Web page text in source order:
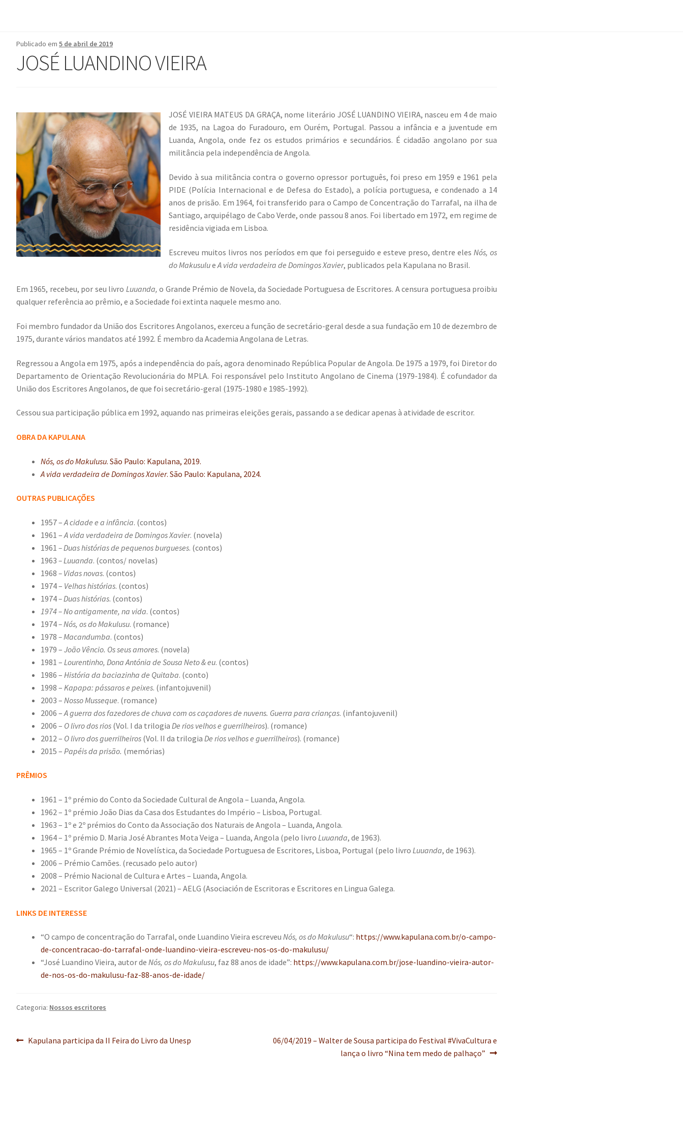
Publicado em 5 de abril de 2019
JOSÉ LUANDINO VIEIRA
JOSÉ VIEIRA MATEUS DA GRAÇA, nome literário JOSÉ LUANDINO VIEIRA, nasceu em 4 de maio
de 1935, na Lagoa do Furadouro, em Ourém, Portugal. Passou a infância e a juventude em
Luanda, Angola, onde fez os estudos primários e secundários. É cidadão angolano por sua
militância pela independência de Angola.
Devido à sua militância contra o governo opressor português, foi preso em 1959 e 1961 pela
PIDE (Polícia Internacional e de Defesa do Estado), a polícia portuguesa, e condenado a 14
anos de prisão. Em 1964, foi transferido para o Campo de Concentração do Tarrafal, na ilha de
Santiago, arquipélago de Cabo Verde, onde passou 8 anos. Foi libertado em 1972, em regime de
residência vigiada em Lisboa.
Escreveu muitos livros nos períodos em que foi perseguido e esteve preso, dentre eles Nós, os
do Makusulue A vida verdadeira de Domingos Xavier, publicados pela Kapulana no Brasil.
Em 1965, recebeu, por seu livro Luuanda, o Grande Prémio de Novela, da Sociedade Portuguesa de Escritores. A censura portuguesa proibiu
qualquer referência ao prêmio, e a Sociedade foi extinta naquele mesmo ano.
Foi membro fundador da União dos Escritores Angolanos, exerceu a função de secretário-geral desde a sua fundação em 10 de dezembro de
1975, durante vários mandatos até 1992. É membro da Academia Angolana de Letras.
Regressou a Angola em 1975, após a independência do país, agora denominado República Popular de Angola. De 1975 a 1979, foi Diretor do
Departamento de Orientação Revolucionária do MPLA. Foi responsável pelo Instituto Angolano de Cinema (1979-1984). É cofundador da
União dos Escritores Angolanos, de que foi secretário-geral (1975-1980 e 1985-1992).
Cessou sua participação pública em 1992, aquando nas primeiras eleições gerais, passando a se dedicar apenas à atividade de escritor.
OBRA DA KAPULANA
Nós, os do Makulusu. São Paulo: Kapulana, 2019.
A vida verdadeira de Domingos Xavier. São Paulo: Kapulana, 2024.
OUTRAS PUBLICAÇÕES
1957 – A cidade e a infância. (contos)
1961 – A vida verdadeira de Domingos Xavier. (novela)
1961 – Duas histórias de pequenos burgueses. (contos)
1963 – Luuanda. (contos/ novelas)
1968 – Vidas novas. (contos)
1974 – Velhas histórias. (contos)
1974– Duas histórias. (contos)
1974 – No antigamente, na vida. (contos)
1974– Nós, os do Makulusu. (romance)
1978 – Macandumba. (contos)
1979 – João Vêncio. Os seus amores. (novela)
1981 – Lourentinho, Dona Antónia de Sousa Neto & eu. (contos)
1986 – História da baciazinha de Quitaba. (conto)
1998 – Kapapa: pássaros e peixes. (infantojuvenil)
2003 – Nosso Musseque. (romance)
2006 – A guerra dos fazedores de chuva com os caçadores de nuvens. Guerra para crianças. (infantojuvenil)
2006 – O livro dos rios (Vol. I da trilogia De rios velhos e guerrilheiros). (romance)
2012 – O livro dos guerrilheiros (Vol. II da trilogia De rios velhos e guerrilheiros). (romance)
2015 – Papéis da prisão. (memórias)
PRÊMIOS
1961 – 1º prémio do Conto da Sociedade Cultural de Angola – Luanda, Angola.
1962 – 1º prémio João Dias da Casa dos Estudantes do Império – Lisboa, Portugal.
1963 – 1º e 2º prémios do Conto da Associação dos Naturais de Angola – Luanda, Angola.
1964 – 1º prémio D. Maria José Abrantes Mota Veiga – Luanda, Angola (pelo livro Luuanda, de 1963).
1965 – 1º Grande Prémio de Novelística, da Sociedade Portuguesa de Escritores, Lisboa, Portugal (pelo livro Luuanda, de 1963).
2006 – Prémio Camões. (recusado pelo autor)
2008 – Prémio Nacional de Cultura e Artes – Luanda, Angola.
2021 – Escritor Galego Universal (2021) – AELG (Asociación de Escritoras e Escritores en Lingua Galega.
LINKS DE INTERESSE
“O campo de concentração do Tarrafal, onde Luandino Vieira escreveu Nós, os do Makulusu“: https://www.kapulana.com.br/o-campo-
de-concentracao-do-tarrafal-onde-luandino-vieira-escreveu-nos-os-do-makulusu/
“José Luandino Vieira, autor de Nós, os do Makulusu, faz 88 anos de idade”: https://www.kapulana.com.br/jose-luandino-vieira-autor-
de-nos-os-do-makulusu-faz-88-anos-de-idade/
Categoria: Nossos escritores
Navegação
Post
Kapulana participa da II Feira do Livro da Unesp
Próximo
06/04/2019 – Walter de Sousa participa do Festival #VivaCultura e
lança o livro “Nina tem medo de palhaço”